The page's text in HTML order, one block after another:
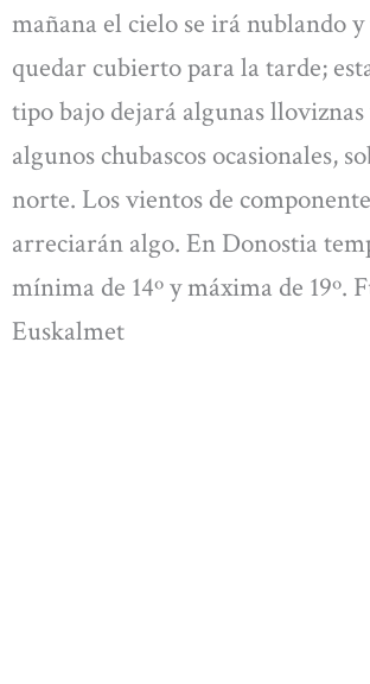
mañana el cielo se irá nublando
quedar cubierto para la tarde;
tipo bajo dejará algunas
algunos chubascos ocasionales,
norte. Los vientos de
arreciarán algo. En Donostia
mínima de 14º y máxima de 19º.
Euskalmet